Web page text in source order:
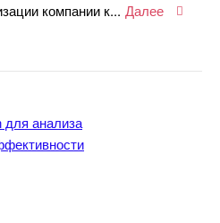
компании к... Далее